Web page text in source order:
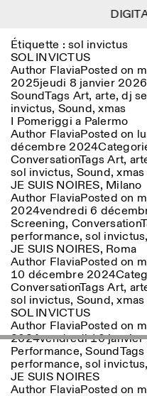
Menu
Lingua
Calendrier
Istituto Svizzero
Recherche
Résidences
Archives
Blog
Organisation
Bibliothèque
Jobs
Autres Activités
NEWSLETTER
Inscrivez-vous à notre
informations sur nos
Facebook Instagram Linkedin
Privacy Policy
Information
ISTITUTO SVIZZERO
ROME
HORAIRES DE LA
RÉCEPTION:
LUN-VEN
HORAIRES DE VISITE:
VISITES GUIDÉES:
Filtres
Area
Art
Lieu
Rome
Catégorie
Anthropologie
Architecture
Astrophysique
Length
1
Étiquette : sol invictus
SOL INVICTUS
Author FlaviaPosted on
2025jeudi 8 janvier 2026
SoundTags Art, arte,dj
invictus, Sound,xmas
I Pomeriggi a Palermo
Author FlaviaPosted on
décembre 2024
ConversationTagsArt,
sol invictus, Sound,xmas
JE SUIS NOIRES, Milano
Author FlaviaPosted on
2024vendredi 6
Screening, Conversation
performance,sol invictus,
JE SUIS NOIRES, Roma
Author FlaviaPosted on
10 décembre 2024
ConversationTagsArt,
sol invictus, Sound,xmas
SOL INVICTUS
Author FlaviaPosted on
2024vendredi 10
Performance,SoundTags
performance,sol invictus,
JE SUIS NOIRES
Author FlaviaPosted on